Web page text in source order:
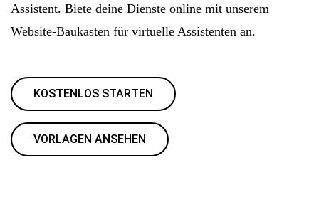
Assistent. Biete deine Dienste online mit unserem
Website-Baukasten für virtuelle Assistenten an.
KOSTENLOS STARTEN
VORLAGEN ANSEHEN